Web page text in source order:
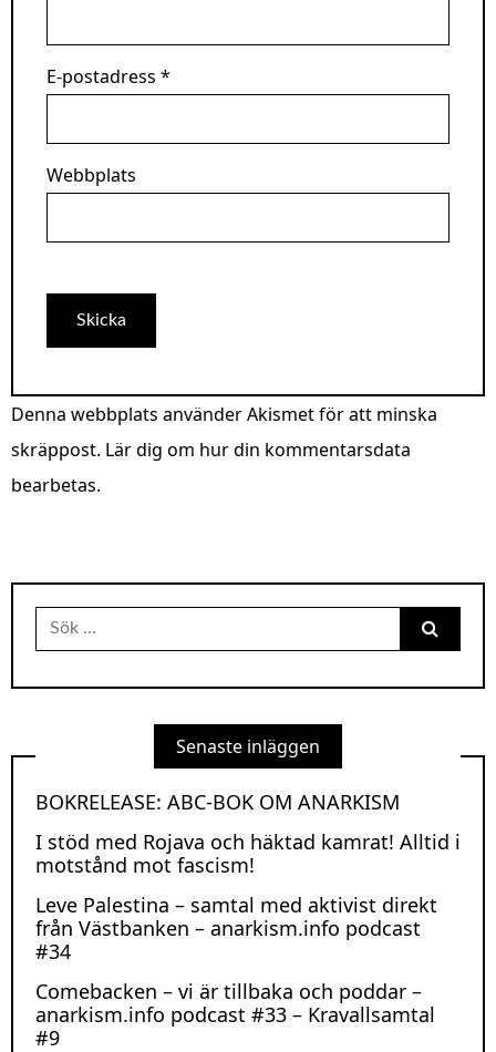
E-postadress *
Webbplats
Denna webbplats använder Akismet för att minska
skräppost. Lär dig om hur din kommentarsdata
bearbetas.
Sök
efter:
Senaste inläggen
BOKRELEASE: ABC-BOK OM ANARKISM
I stöd med Rojava och häktad kamrat! Alltid i
motstånd mot fascism!
Leve Palestina – samtal med aktivist direkt
från Västbanken – anarkism.info podcast
#34
Comebacken – vi är tillbaka och poddar –
anarkism.info podcast #33 – Kravallsamtal
#9